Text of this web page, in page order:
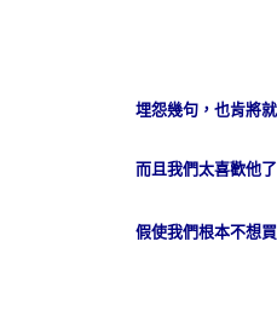
埋怨幾句，也肯將
而且我們太喜歡他
假使我們根本不想